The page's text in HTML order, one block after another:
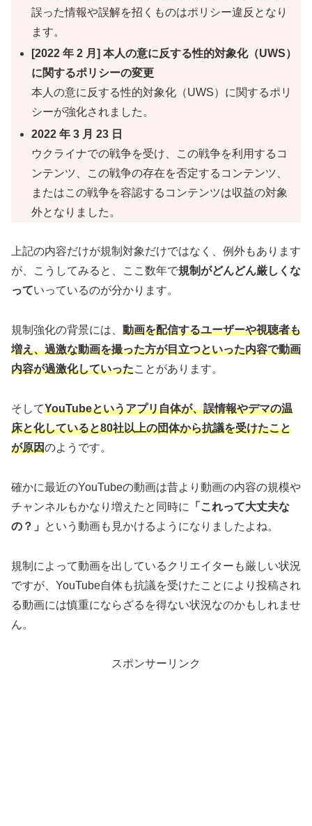
誤った情報や誤解を招くものはポリシー違反となり
ます。
[2022 年 2 月] 本人の意に反する性的対象化（UWS）
に関するポリシーの変更
本人の意に反する性的対象化（UWS）に関するポリ
シーが強化されました。
2022 年 3 月 23 日
ウクライナでの戦争を受け、この戦争を利用するコ
ンテンツ、この戦争の存在を否定するコンテンツ、
またはこの戦争を容認するコンテンツは収益の対象
外となりました。
上記の内容だけが規制対象だけではなく、例外もあります
が、こうしてみると、ここ数年で規制がどんどん厳しくな
っていっているのが分かります。
規制強化の背景には、 動画を配信するユーザーや視聴者も
増え、過激な動画を撮った方が目立つといった内容で動画
内容が過激化していったことがあります。
そしてYouTubeというアプリ自体が、誤情報やデマの温
床と化していると80社以上の団体から抗議を受けたこと
が原因のようです。
確かに最近のYouTubeの動画は昔より動画の内容の規模や
チャンネルもかなり増えたと同時に
「これって大丈夫な
の？」
という動画も見かけるようになりましたよね。
規制によって動画を出しているクリエイターも厳しい状況
ですが、YouTube自体も抗議を受けたことにより投稿され
る動画には慎重にならざるを得ない状況なのかもしれませ
ん。
スポンサーリンク